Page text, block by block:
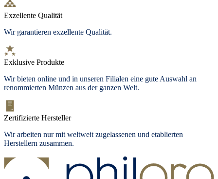
Exzellente Qualität
Wir garantieren exzellente Qualität.
Exklusive Produkte
Wir bieten online und in unseren Filialen eine gute Auswahl an
renommierten Münzen aus der ganzen Welt.
Zertifizierte Hersteller
Wir arbeiten nur mit weltweit zugelassenen und etablierten
Herstellern zusammen.